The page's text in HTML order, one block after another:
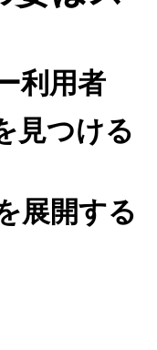
利用者
見つける
展開する